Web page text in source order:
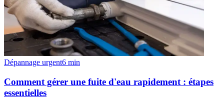
Dépannage urgent6 min
Comment gérer une fuite d'eau rapidement : étapes
essentielles